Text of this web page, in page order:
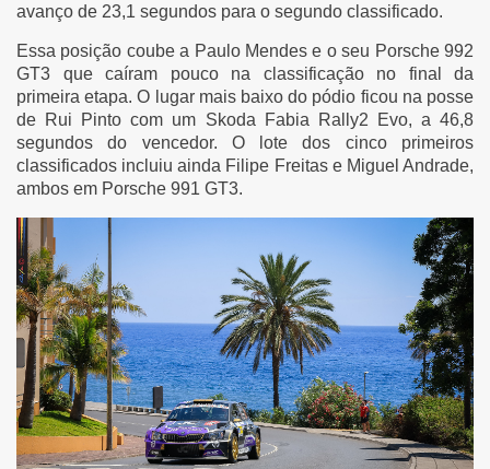
avanço de 23,1 segundos para o segundo classificado.
Essa posição coube a Paulo Mendes e o seu Porsche 992
GT3 que caíram pouco na classificação no final da
primeira etapa. O lugar mais baixo do pódio ficou na posse
de Rui Pinto com um Skoda Fabia Rally2 Evo, a 46,8
segundos do vencedor. O lote dos cinco primeiros
classificados incluiu ainda Filipe Freitas e Miguel Andrade,
ambos em Porsche 991 GT3.